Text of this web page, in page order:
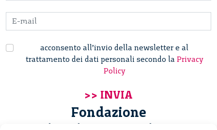
acconsento all’invio della newsletter e al
trattamento dei dati personali secondo la Privacy
Policy
Fondazione